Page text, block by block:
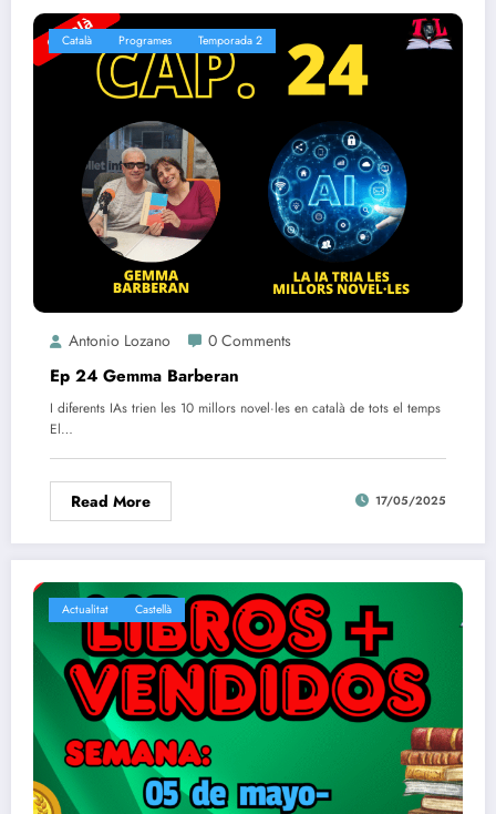
Català Programes Temporada 2
Antonio Lozano 0 Comments
Ep 24 Gemma Barberan
I diferents IAs trien les 10 millors novel·les en català de tots el temps
El…
Read More 17/05/2025
Actualitat Castellà